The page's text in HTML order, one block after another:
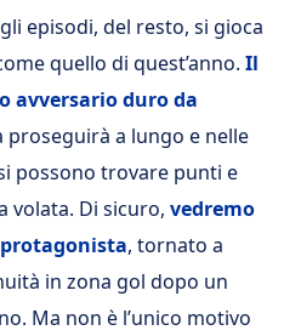
episodi, del resto, si gioca
quello di quest’anno. Il
avversario duro da
proseguirà a lungo e nelle
possono trovare punti e
volata. Di sicuro, vedremo
, tornato a
in zona gol dopo un
Ma non è l’unico motivo